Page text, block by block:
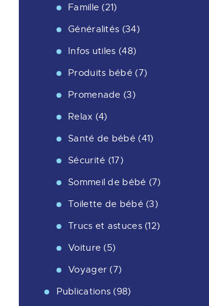
Famille (21)
Généralités (34)
Infos utiles (48)
Produits bébé(7)
Promenade (3)
Relax (4)
Santé de bébé(41)
Sécurité (17)
Sommeil de bébé (7)
Toilette de bébé(3)
Trucs et astuces(12)
Voiture (5)
Voyager (7)
Publications (98)